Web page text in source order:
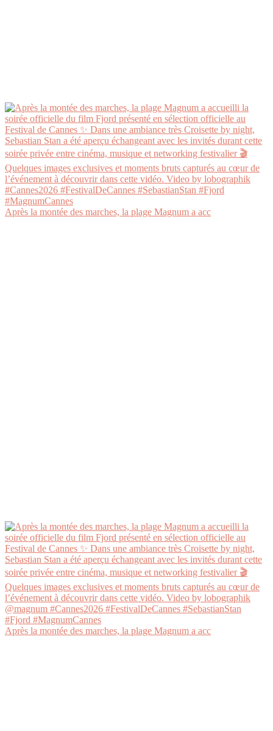
Après la montée des marches, la plage Magnum a acc
Après la montée des marches, la plage Magnum a acc